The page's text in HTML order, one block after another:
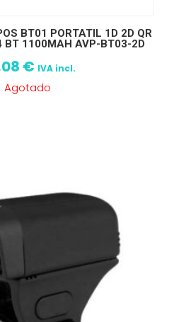
BT01 PORTATIL 1D 2D QR
BT 1100MAH AVP-BT03-2D
€ IVA incl.
Agotado